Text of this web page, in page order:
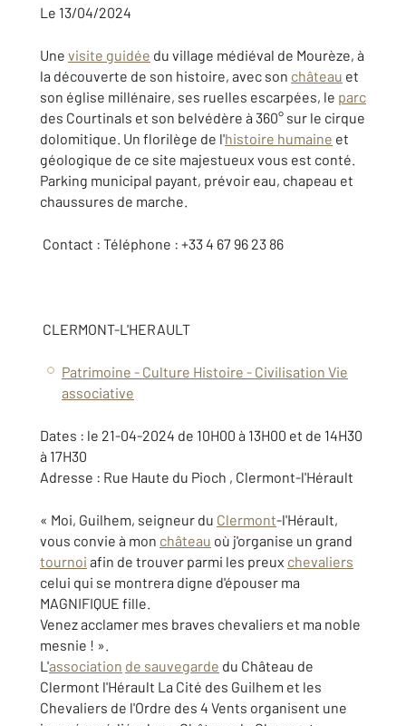
Le 13/04/2024
Une visite guidée du village médiéval de Mourèze, à
la découverte de son histoire, avec son château et
son église millénaire, ses ruelles escarpées, le parc
des Courtinals et son belvédère à 360° sur le cirque
dolomitique. Un florilège de l'histoire humaine et
géologique de ce site majestueux vous est conté.
Parking municipal payant, prévoir eau, chapeau et
chaussures de marche.
Contact : Téléphone : +33 4 67 96 23 86
CLERMONT-L'HERAULT
Patrimoine - Culture Histoire - Civilisation Vie
associative
Dates : le 21-04-2024 de 10H00 à 13H00 et de 14H30
à 17H30
Adresse : Rue Haute du Pioch , Clermont-l'Hérault
« Moi, Guilhem, seigneur du Clermont-l'Hérault,
vous convie à mon château où j'organise un grand
tournoi afin de trouver parmi les preux chevaliers
celui qui se montrera digne d'épouser ma
MAGNIFIQUE fille.
Venez acclamer mes braves chevaliers et ma noble
mesnie ! ».
L'association de sauvegarde du Château de
Clermont l'Hérault La Cité des Guilhem et les
Chevaliers de l'Ordre des 4 Vents organisent une